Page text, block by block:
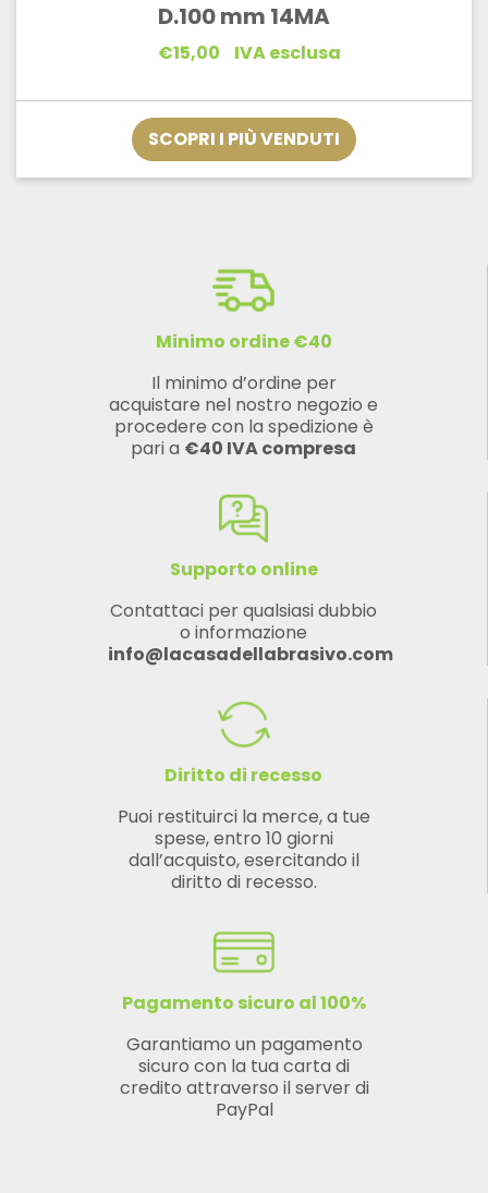
D.100 mm 14MA
€15,00 IVA esclusa
SCOPRI I PIÙ VENDUTI
Minimo ordine €40
Il minimo d’ordine per
acquistare nel nostro negozio e
procedere con la spedizione è
pari a €40 IVA compresa
Supporto online
Contattaci per qualsiasi dubbio
o informazione
info@lacasadellabrasivo.com
Diritto di recesso
Puoi restituirci la merce, a tue
spese, entro 10 giorni
dall’acquisto, esercitando il
diritto di recesso.
Pagamento sicuro al 100%
Garantiamo un pagamento
sicuro con la tua carta di
credito attraverso il server di
PayPal